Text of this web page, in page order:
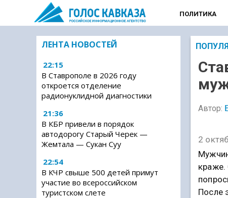
ПОЛИТИКА
ЛЕНТА НОВОСТЕЙ
22:15
В Ставрополе в 2026 году
откроется отделение
радионуклидной диагностики
21:36
В КБР привели в порядок
автодорогу Старый Черек —
Жемтала — Сукан Суу
22:54
В КЧР свыше 500 детей примут
участие во всероссийском
туристском слете
Автор:
2
краже.
После